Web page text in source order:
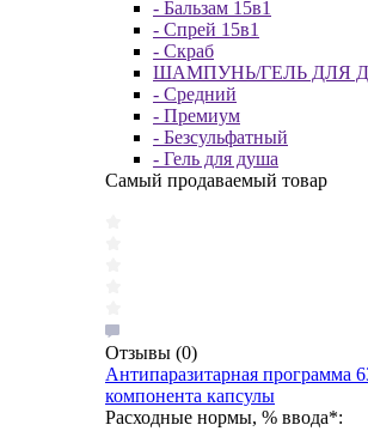
- Бальзам 15в1
- Спрей 15в1
- Скраб
ШАМПУНЬ/ГЕЛЬ ДЛЯ
- Средний
- Премиум
- Безсульфатный
- Гель для душа
Самый продаваемый товар
Отзывы (0)
Антипаразитарная программа
компонента капсулы
Расходные нормы, % ввода*: